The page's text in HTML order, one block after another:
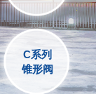
C系列
锥形阀